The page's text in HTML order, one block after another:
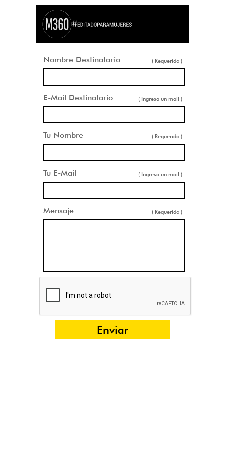
Nombre Destinatario ( Requerido )
E-Mail Destinatario ( Ingresa un mail )
Tu Nombre ( Requerido )
Tu E-Mail ( Ingresa un mail )
Mensaje ( Requerido )